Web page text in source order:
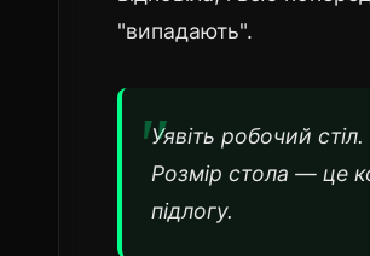
"випадають".
Уявіть робочий
Розмір стола — це
підлогу.